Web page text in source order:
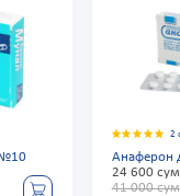
№10
2
Анаферон
24 600 сум
41 000 сум